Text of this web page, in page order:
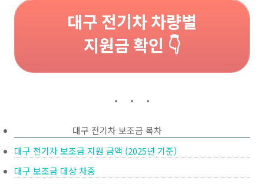
대구 전기차 차량별
지원금 확인 👇
대구 전기차 보조금 목차
대구 전기차 보조금 지원 금액 (2025년 기준)
대구 보조금 대상 차종